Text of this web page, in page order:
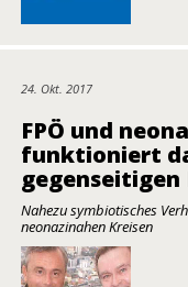
24. Okt. 2017
FPÖ und
funktioniert
gegenseitigen
Nahezu symbiotisches
neonazinahen Kreisen